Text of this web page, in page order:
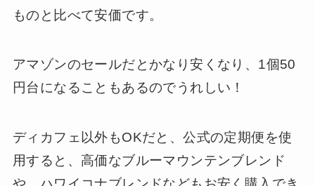
ものと比べて安価です。
アマゾンのセールだとかなり安くなり、1個50
円台になることもあるのでうれしい！
ディカフェ以外もOKだと、公式の定期便を使
用すると、高価なブルーマウンテンブレンド